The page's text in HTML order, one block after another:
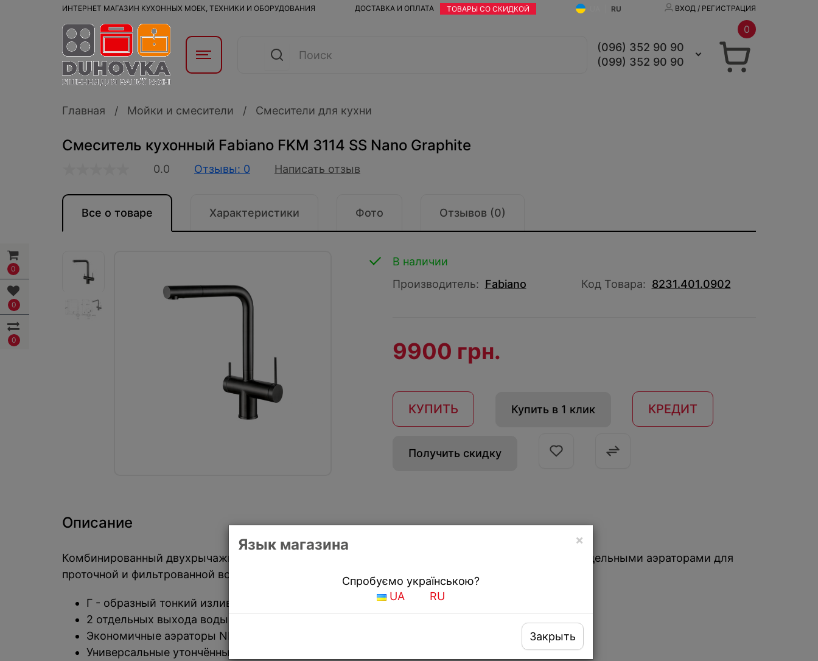
0
0
0
ИНТЕРНЕТ МАГАЗИН КУХОННЫХ МОЕК, ТЕХНИКИ И ОБОРУДОВАНИЯ ДОСТАВКА И ОПЛАТА ТОВАРЫ СО СКИДКОЙ RU ВХОД / РЕГИСТРАЦИЯ
(096) 352 90 90
(099) 352 90 90
0
Главная Мойки и смесители Смесители для кухни
Смеситель кухонный Fabiano FKM 3114 SS Nano Graphite
0.0 Отзывы: 0 Написать отзыв
Все о товаре Характеристики Фото Отзывов (0)
×
Язык магазина
Спробуємо українською?
UA
RU
Закрыть
В наличии
Производитель: Fabiano Код Товара: 8231.401.0902
9900 грн.
КУПИТЬ Купить в 1 клик КРЕДИТ
Получить скидку
Описание
Комбинированный двухрычажный кухонный смеситель Fabiano FKM 3114 SS Nano Graphite с раздельными аэраторами для
проточной и фильтрованной воды.
Г - образный тонкий излив
2 отдельных выхода воды (не смешиваются внутри смесителя)
Экономичные аэраторы NEOPERL
Универсальные утончённые округлые формы дизайна